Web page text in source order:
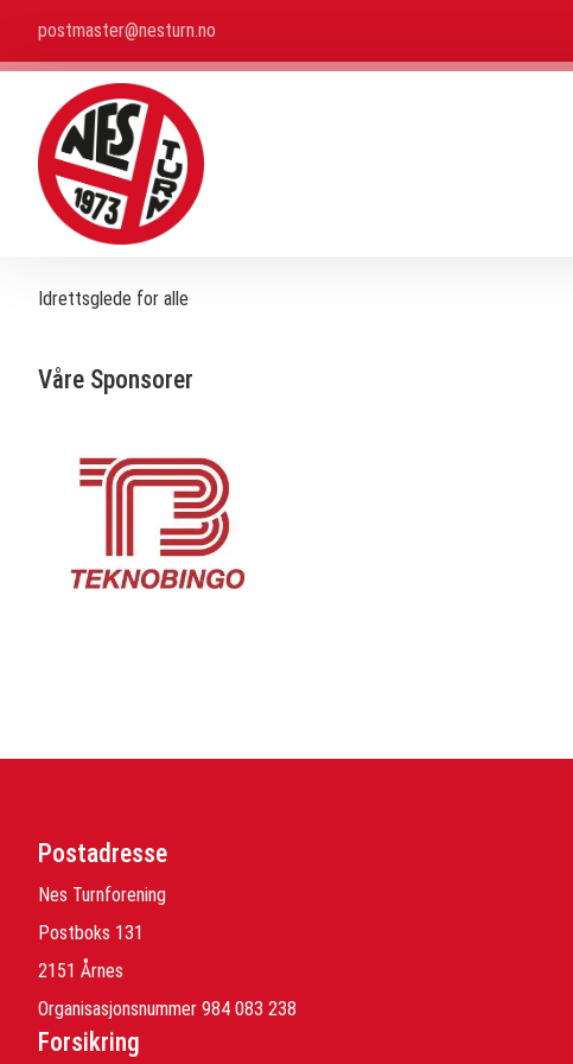
postmaster@nesturn.no
Idrettsglede for alle
Våre Sponsorer
Postadresse
Nes Turnforening
Postboks 131
2151 Årnes
Organisasjonsnummer 984 083 238
Forsikring